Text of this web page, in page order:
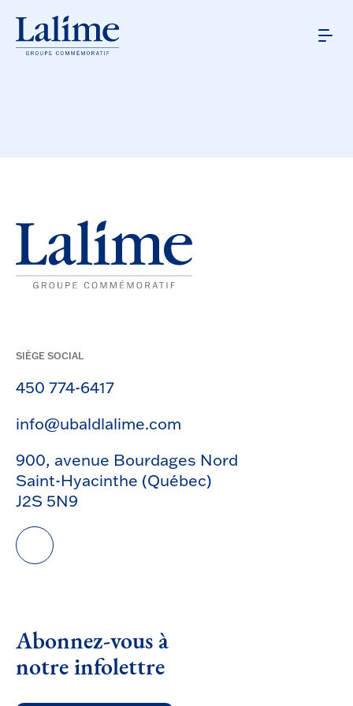
SIÈGE SOCIAL
450 774-6417
info@ubaldlalime.com
900, avenue Bourdages Nord
Saint-Hyacinthe (Québec)
J2S 5N9
Abonnez-vous à
notre infolettre